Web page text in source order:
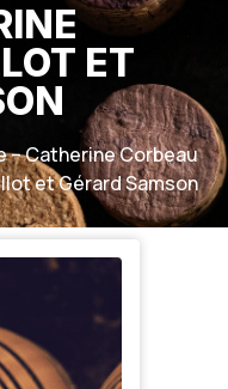
ET
– Catherine Corbeau
et Gérard Samson